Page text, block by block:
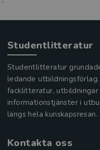
Studentlitteratur
Studentlitteratur
ledande
facklitteratur, utbildningar
informationstjänster i
längs hela kunskapsresan.
Kontakta oss